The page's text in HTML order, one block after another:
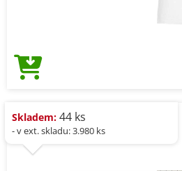
Skladem: 44 ks
- v ext. skladu: 3.980 ks